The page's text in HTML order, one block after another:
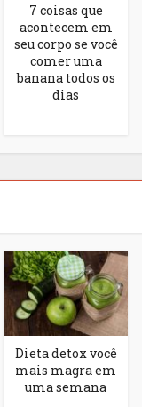
7 coisas que
acontecem em
seu corpo se você
comer uma
banana todos os
dias
Dieta detox você
mais magra em
uma semana